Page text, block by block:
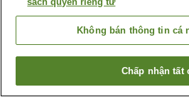
Máy bán hàng tự động
Trang chủ Nhật Bản Tỉnh Kagoshima
Business Hotel Oriental Izuro
Tìm phòng
Không bán thông tin cá
Chấp nhận tất